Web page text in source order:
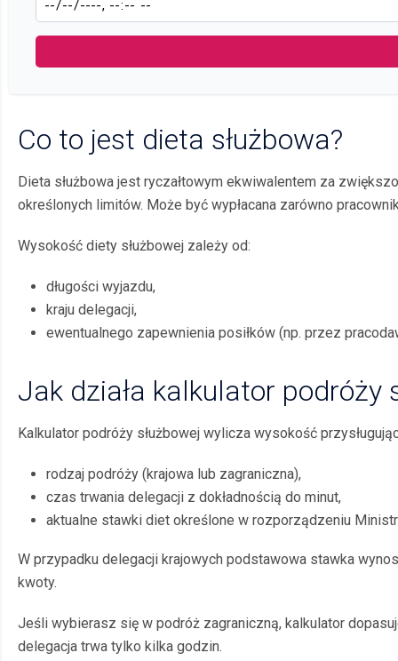
Co to jest dieta służbowa?
Dieta służbowa jest ryczałtowym ekwiwalentem za
określonych limitów. Może być wypłacana zarówno
Wysokość diety służbowej zależy od:
długości wyjazdu,
kraju delegacji,
ewentualnego zapewnienia posiłków (np. przez
Jak działa kalkulator podróży
Kalkulator podróży służbowej wylicza wysokość
rodzaj podróży (krajowa lub zagraniczna),
czas trwania delegacji z dokładnością do minut,
aktualne stawki diet określone w rozporządzeniu
W przypadku delegacji krajowych podstawowa stawka
kwoty.
Jeśli wybierasz się w podróż zagraniczną, kalkulator
delegacja trwa tylko kilka godzin.